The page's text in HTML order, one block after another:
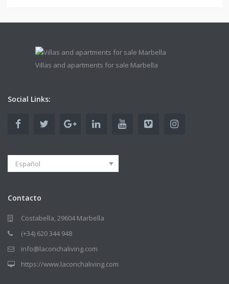
Villas and apartments for sale Marbella
Social Links:
Español
Contacto
Costabella, 29604 Marbella
(+34) 620 344 948
info@laconchaliving.com
https://www.laconchaliving.com